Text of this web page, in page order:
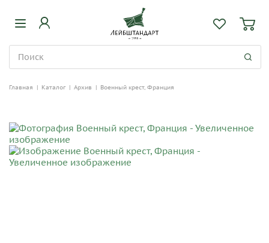
Главная | Каталог | Архив | Военный крест, Франция